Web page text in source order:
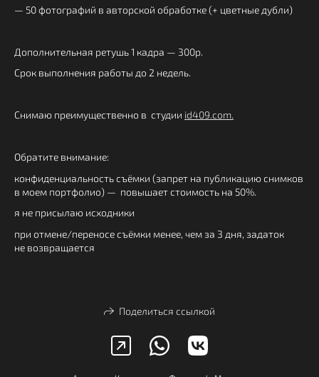
— 50 фотографий в авторской обработке (+ цветные дубли)
Дополнительная ретушь 1 кадра — 300р.
Срок выполнения работы до 2 недель.
Снимаю преимущественно в студии id409.com.
Обратите внимание:
конфиденциальность съёмки (запрет на публикацию снимков
в моем портфолио) — повышает стоимость на 50%.
я не присылаю исходники
при отмене/переносе съёмки менее, чем за 3 дня, задаток
не возвращается
Поделиться ссылкой